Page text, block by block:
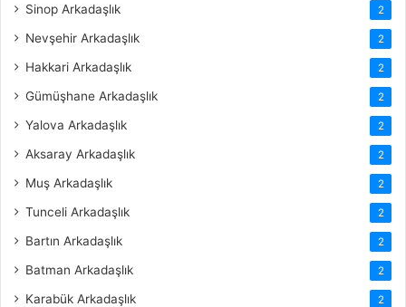
Sinop Arkadaşlık 2
Nevşehir Arkadaşlık 2
Hakkari Arkadaşlık 2
Gümüşhane Arkadaşlık 2
Yalova Arkadaşlık 2
Aksaray Arkadaşlık 2
Muş Arkadaşlık 2
Tunceli Arkadaşlık 2
Bartın Arkadaşlık 2
Batman Arkadaşlık 2
Karabük Arkadaşlık 2